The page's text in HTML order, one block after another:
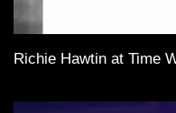
Richie Hawtin at Time